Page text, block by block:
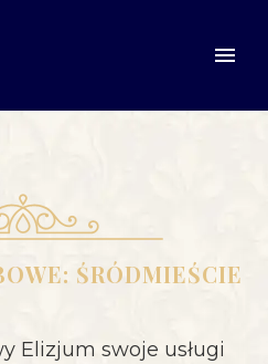
ŚRÓDMIEŚCIE
Elizjum swoje usługi